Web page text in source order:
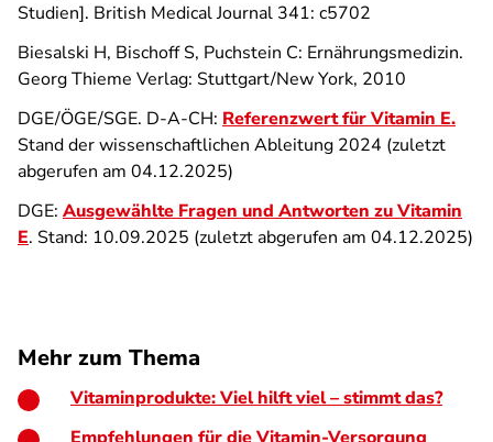
Studien]. British Medical Journal 341: c5702
Biesalski H, Bischoff S, Puchstein C: Ernährungsmedizin.
Georg Thieme Verlag: Stuttgart/New York, 2010
DGE/ÖGE/SGE. D-A-CH: Referenzwert für Vitamin E.
Stand der wissenschaftlichen Ableitung 2024 (zuletzt
abgerufen am 04.12.2025)
DGE: Ausgewählte Fragen und Antworten zu Vitamin
E. Stand: 10.09.2025 (zuletzt abgerufen am 04.12.2025)
Mehr zum Thema
Vitaminprodukte: Viel hilft viel – stimmt das?